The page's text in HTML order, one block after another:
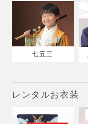
七五三
レンタルお衣装